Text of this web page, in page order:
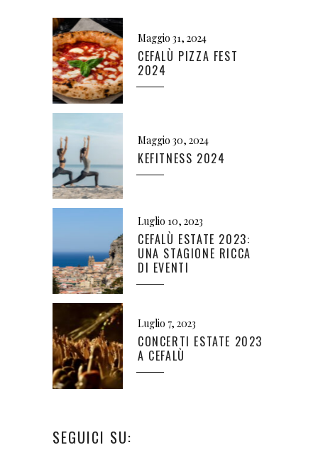
Maggio 31, 2024
CEFALÙ PIZZA FEST
2024
Maggio 30, 2024
KEFITNESS 2024
Luglio 10, 2023
CEFALÙ ESTATE 2023:
UNA STAGIONE RICCA
DI EVENTI
Luglio 7, 2023
CONCERTI ESTATE 2023
A CEFALÙ
SEGUICI SU: